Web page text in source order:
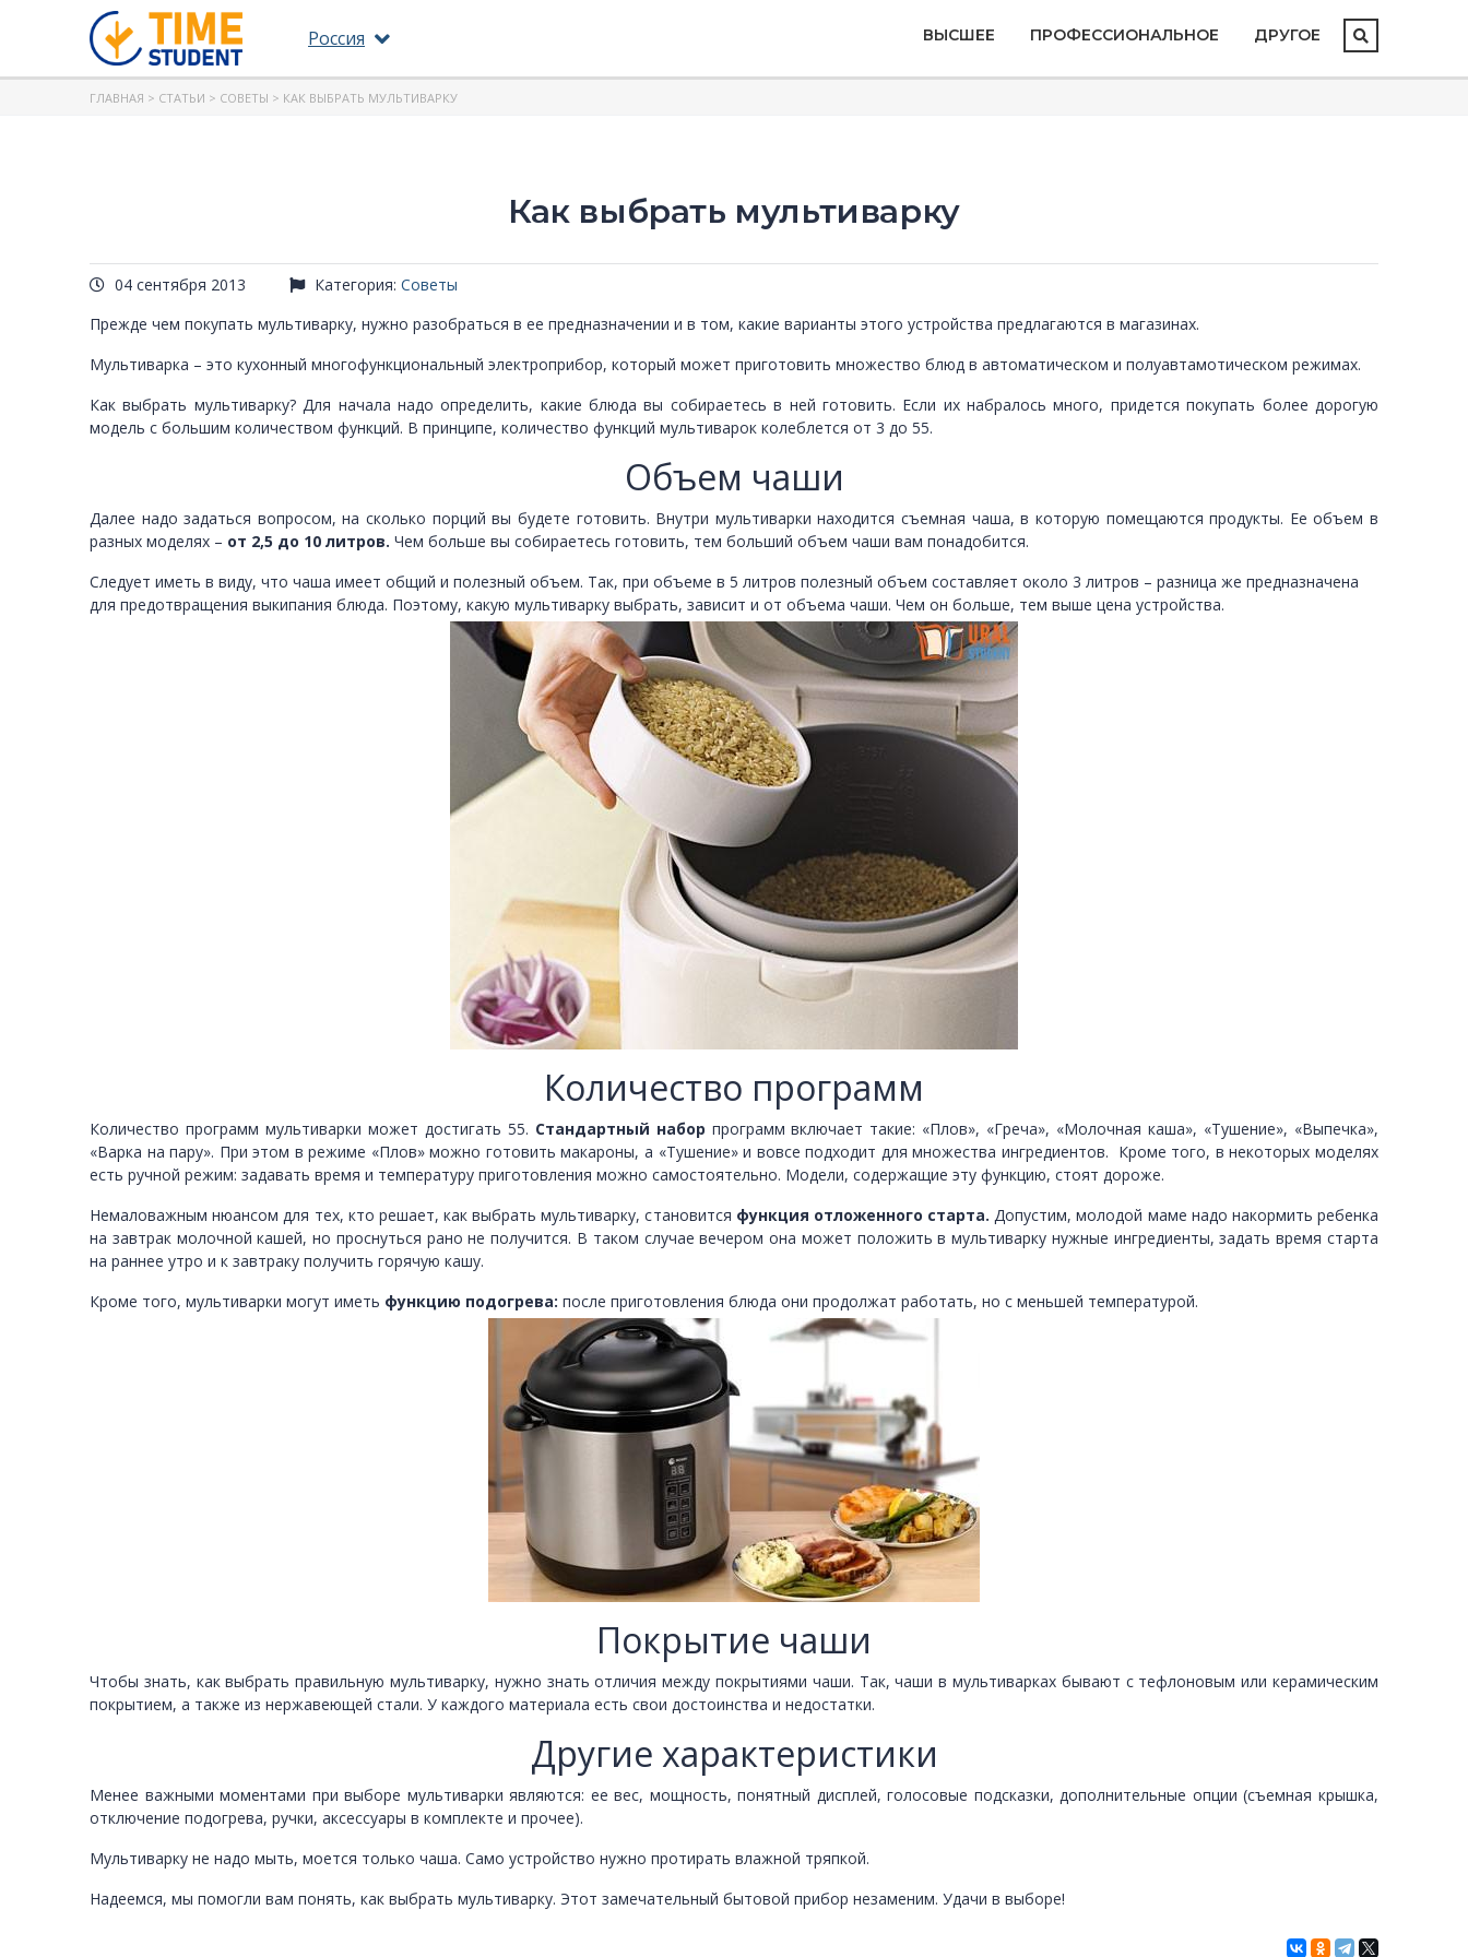
Россия ВЫСШЕЕ ПРОФЕССИОНАЛЬНОЕ ДРУГОЕ
ГЛАВНАЯ > СТАТЬИ > СОВЕТЫ > КАК ВЫБРАТЬ МУЛЬТИВАРКУ
Как выбрать мультиварку
04 сентября 2013 Категория: Советы
Прежде чем покупать мультиварку, нужно разобраться в ее предназначении и в том, какие варианты этого устройства предлагаются в магазинах.
Мультиварка – это кухонный многофункциональный электроприбор, который может приготовить множество блюд в автоматическом и полуавтамотическом режимах.
Как выбрать мультиварку? Для начала надо определить, какие блюда вы собираетесь в ней готовить. Если их набралось много, придется покупать более дорогую
модель с большим количеством функций. В принципе, количество функций мультиварок колеблется от 3 до 55.
Объем чаши
Далее надо задаться вопросом, на сколько порций вы будете готовить. Внутри мультиварки находится съемная чаша, в которую помещаются продукты. Ее объем в
разных моделях – от 2,5 до 10 литров. Чем больше вы собираетесь готовить, тем больший объем чаши вам понадобится.
Следует иметь в виду, что чаша имеет общий и полезный объем. Так, при объеме в 5 литров полезный объем составляет около 3 литров – разница же предназначена
для предотвращения выкипания блюда. Поэтому, какую мультиварку выбрать, зависит и от объема чаши. Чем он больше, тем выше цена устройства.
Количество программ
Количество программ мультиварки может достигать 55. Стандартный набор программ включает такие: «Плов», «Греча», «Молочная каша», «Тушение», «Выпечка»,
«Варка на пару». При этом в режиме «Плов» можно готовить макароны, а «Тушение» и вовсе подходит для множества ингредиентов. Кроме того, в некоторых моделях
есть ручной режим: задавать время и температуру приготовления можно самостоятельно. Модели, содержащие эту функцию, стоят дороже.
Немаловажным нюансом для тех, кто решает, как выбрать мультиварку, становится функция отложенного старта. Допустим, молодой маме надо накормить ребенка
на завтрак молочной кашей, но проснуться рано не получится. В таком случае вечером она может положить в мультиварку нужные ингредиенты, задать время старта
на раннее утро и к завтраку получить горячую кашу.
Кроме того, мультиварки могут иметь функцию подогрева: после приготовления блюда они продолжат работать, но с меньшей температурой.
Покрытие чаши
Чтобы знать, как выбрать правильную мультиварку, нужно знать отличия между покрытиями чаши. Так, чаши в мультиварках бывают с тефлоновым или керамическим
покрытием, а также из нержавеющей стали. У каждого материала есть свои достоинства и недостатки.
Другие характеристики
Менее важными моментами при выборе мультиварки являются: ее вес, мощность, понятный дисплей, голосовые подсказки, дополнительные опции (съемная крышка,
отключение подогрева, ручки, аксессуары в комплекте и прочее).
Мультиварку не надо мыть, моется только чаша. Само устройство нужно протирать влажной тряпкой.
Надеемся, мы помогли вам понять, как выбрать мультиварку. Этот замечательный бытовой прибор незаменим. Удачи в выборе!